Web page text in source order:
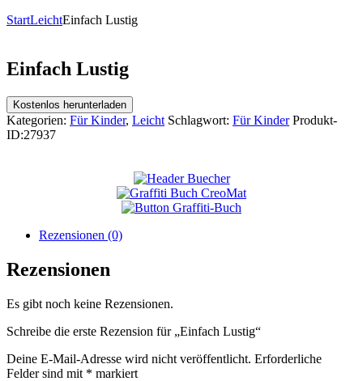
StartLeichtEinfach Lustig
Einfach Lustig
Kostenlos herunterladen
Kategorien: Für Kinder, Leicht Schlagwort: Für Kinder Produkt-
ID:27937
Rezensionen (0)
Rezensionen
Es gibt noch keine Rezensionen.
Schreibe die erste Rezension für „Einfach Lustig“
Deine E-Mail-Adresse wird nicht veröffentlicht. Erforderliche
Felder sind mit * markiert